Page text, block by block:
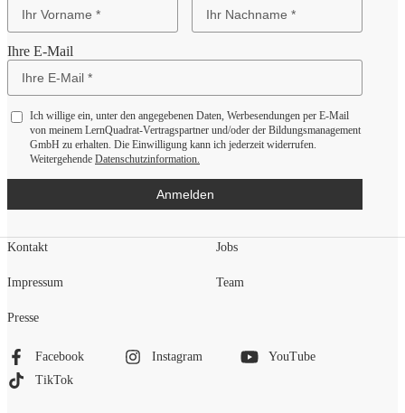
Ihre E-Mail
Ich willige ein, unter den angegebenen Daten, Werbesendungen per E-Mail
von meinem LernQuadrat-Vertragspartner und/oder der Bildungsmanagement
GmbH zu erhalten. Die Einwilligung kann ich jederzeit widerrufen.
Weitergehende Datenschutzinformation.
Anmelden
Kontakt
Impressum
Presse
Jobs
Team
Facebook Instagram
YouTube
TikTok